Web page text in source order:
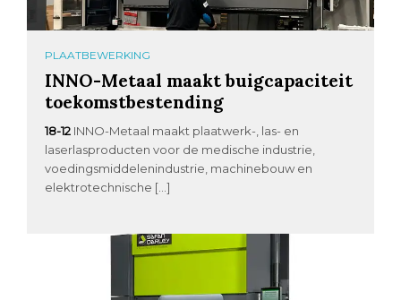
PLAATBEWERKING
INNO-Metaal maakt buigcapaciteit
toekomstbestending
18-12 INNO-Metaal maakt plaatwerk-, las- en
laserlasproducten voor de medische industrie,
voedingsmiddelenindustrie, machinebouw en
elektrotechnische […]